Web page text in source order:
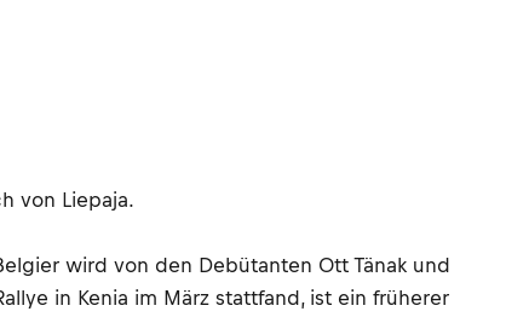
von Liepaja.
wird von den Debütanten Ott Tänak und
in Kenia im März stattfand, ist ein früherer